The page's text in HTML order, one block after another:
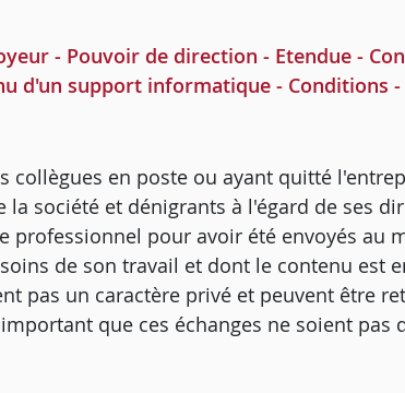
- Pouvoir de direction - Etendue -
d'un support informatique - Conditions -
collègues en poste ou ayant quitté
société et dénigrants à l'égard de ses
professionnel pour avoir été envoyés au
de son travail et dont le contenu est
pas un caractère privé et peuvent être
que ces échanges ne soient pas